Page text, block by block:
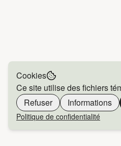
Cookies
Ce site utilise des fichiers
Refuser
Informations
Politique de confidentialité